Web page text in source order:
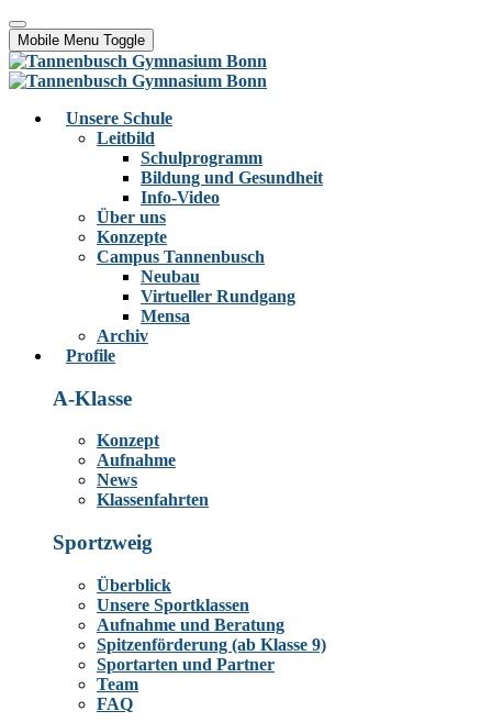
Mobile Menu Toggle
Unsere Schule
Leitbild
Schulprogramm
Bildung und Gesundheit
Info-Video
Über uns
Konzepte
Campus Tannenbusch
Neubau
Virtueller Rundgang
Mensa
Archiv
Profile
A-Klasse
Konzept
Aufnahme
News
Klassenfahrten
Sportzweig
Überblick
Unsere Sportklassen
Aufnahme und Beratung
Spitzenförderung (ab Klasse 9)
Sportarten und Partner
Team
FAQ